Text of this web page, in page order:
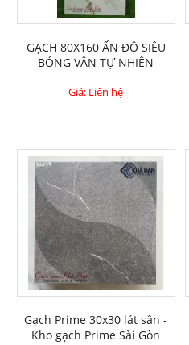
GẠCH 80X160 ẤN ĐỘ SIÊU
BÓNG VÂN TỰ NHIÊN
Giá: Liên hệ
Gạch Prime 30x30 lát sân -
Kho gạch Prime Sài Gòn